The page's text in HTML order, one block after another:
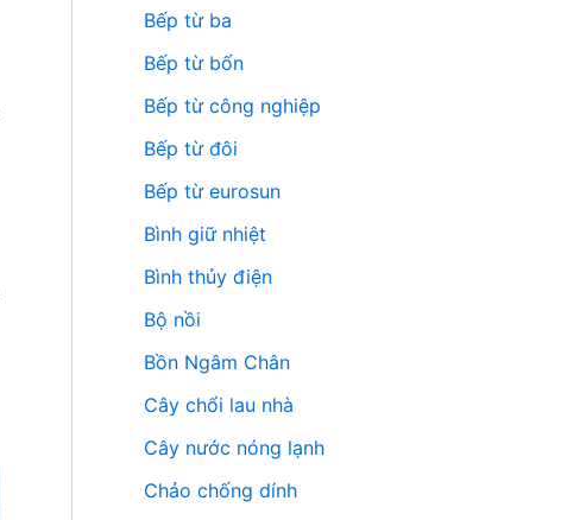
Bếp từ ba
Bếp từ bốn
Bếp từ công nghiệp
Bếp từ đôi
Bếp từ eurosun
Bình giữ nhiệt
Bình thủy điện
Bộ nồi
Bồn Ngâm Chân
Cây chổi lau nhà
Cây nước nóng lạnh
Chảo chống dính